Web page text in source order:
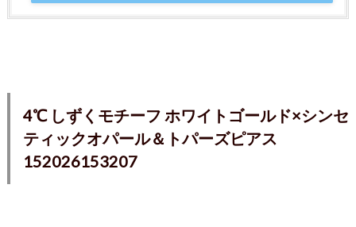
4℃ しずくモチーフ ホワイトゴールド×シンセ
ティックオパール＆トパーズピアス
152026153207